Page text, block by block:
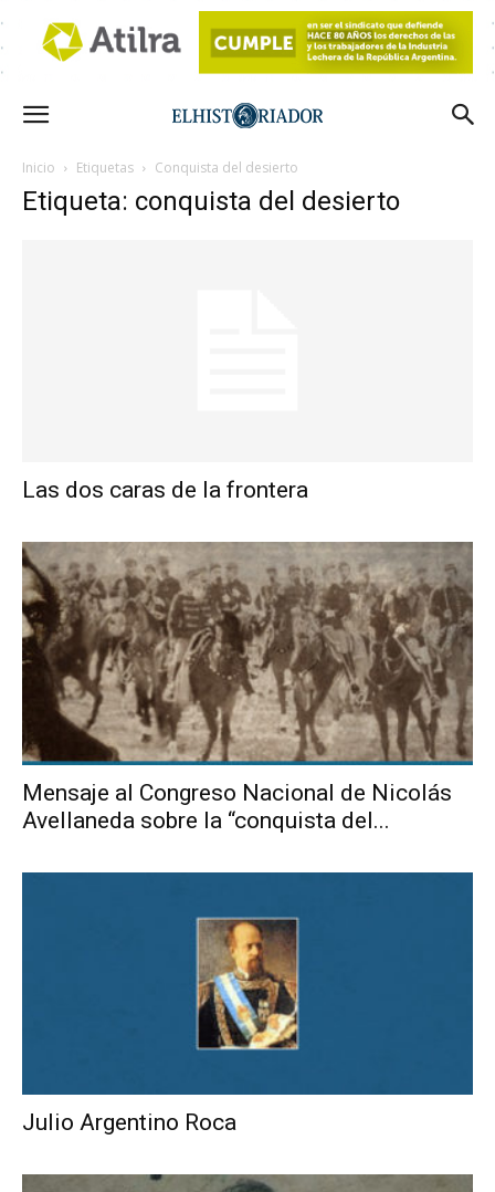
Inicio Etiquetas Conquista del desierto
Etiqueta: conquista del desierto
Las dos caras de la frontera
Mensaje al Congreso Nacional de Nicolás
Avellaneda sobre la “conquista del...
Julio Argentino Roca